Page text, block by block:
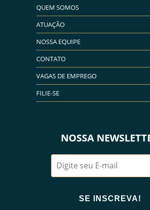
QUEM SOMOS
ATUAÇÃO
NOSSA EQUIPE
CONTATO
VAGAS DE EMPREGO
FILIE-SE
NOSSA